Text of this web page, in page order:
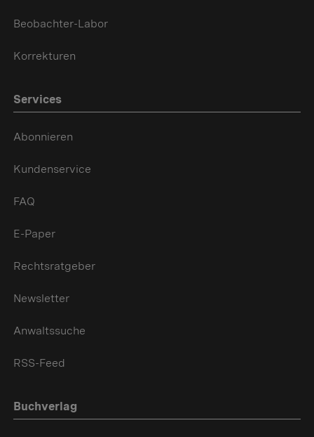
Beobachter-Labor
Korrekturen
Services
Abonnieren
Kundenservice
FAQ
E-Paper
Rechtsratgeber
Newsletter
Anwaltssuche
RSS-Feed
Buchverlag